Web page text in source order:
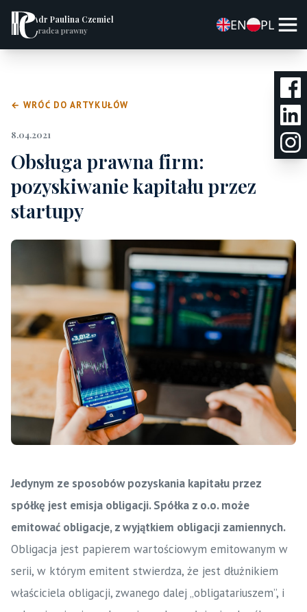
dr Paulina Czemiel
radca prawny EN PL
← WRÓĆ DO ARTYKUŁÓW
8.04.2021
Obsługa prawna firm:
pozyskiwanie kapitału przez
startupy
Jedynym ze sposobów pozyskania kapitału przez
spółkę jest emisja obligacji. Spółka z o.o. może
emitować obligacje, z wyjątkiem obligacji zamiennych.
Obligacja jest papierem wartościowym emitowanym w
serii, w którym emitent stwierdza, że jest dłużnikiem
właściciela obligacji, zwanego dalej „obligatariuszem”, i